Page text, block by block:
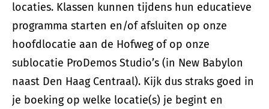
locaties. Klassen kunnen tijdens hun educatieve
programma starten en/of afsluiten op onze
hoofdlocatie aan de Hofweg of op onze
sublocatie ProDemos Studio’s (in New Babylon
naast Den Haag Centraal). Kijk dus straks goed in
je boeking op welke locatie(s) je begint en